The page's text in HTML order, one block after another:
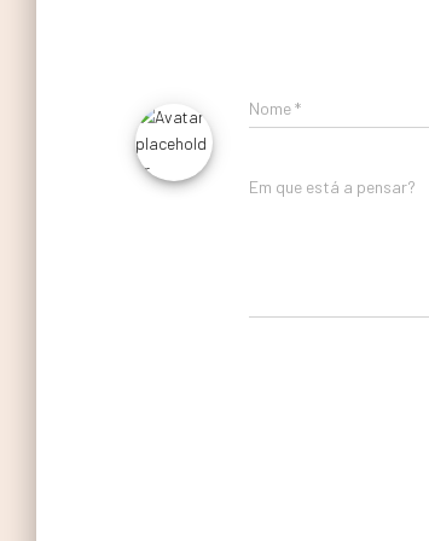
Nome*
Em que está a pensar?